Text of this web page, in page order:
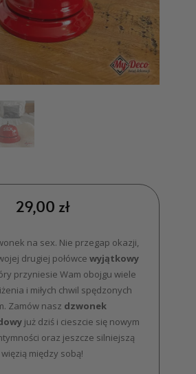
29,00 zł
na sex. Nie przegap okazji,
drugiej połówce wyjątkowy
przyniesie Wam obojgu wiele
i miłych chwil spędzonych
Zamów nasz dzwonek
już dziś i cieszcie się nowym
oraz jeszcze silniejszą
więzią między sobą!